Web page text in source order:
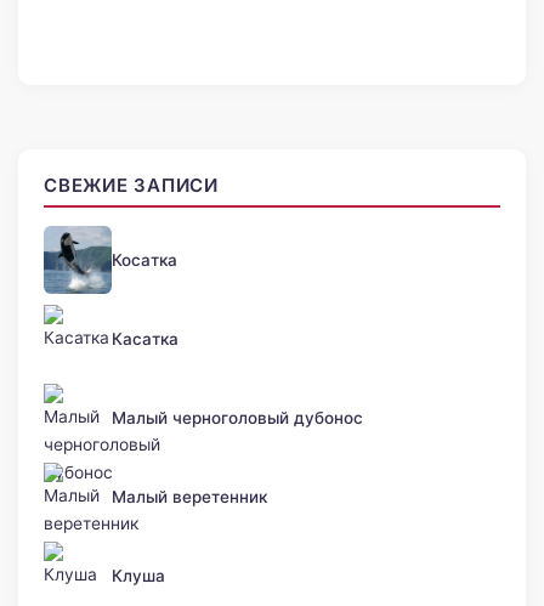
СВЕЖИЕ ЗАПИСИ
Косатка
Касатка
Малый черноголовый дубонос
Малый веретенник
Клуша